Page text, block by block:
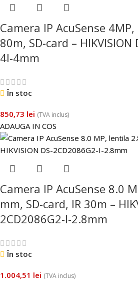
Camera IP AcuSense
80m, SD-card – HIKVISION
4I-4mm
În stoc
850,73 lei (TVA inclus)
ADAUGA IN COS
Camera IP AcuSense 8.0
mm, SD-card, IR 30m –
2CD2086G2-I-2.8mm
În stoc
1.004,51 lei (TVA inclus)